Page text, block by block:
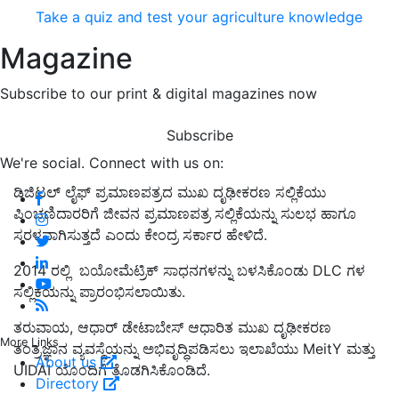
Take a quiz and test your agriculture knowledge
Magazine
Subscribe to our print & digital magazines now
Subscribe
We're social. Connect with us on:
More Links
About us
Directory
ಡಿಜಿಟಲ್ ಲೈಫ್ ಪ್ರಮಾಣಪತ್ರದ ಮುಖ ದೃಢೀಕರಣ ಸಲ್ಲಿಕೆಯು
ಪಿಂಚಣಿದಾರರಿಗೆ ಜೀವನ ಪ್ರಮಾಣಪತ್ರ ಸಲ್ಲಿಕೆಯನ್ನು ಸುಲಭ ಹಾಗೂ
ಸರಳವಾಗಿಸುತ್ತದೆ ಎಂದು ಕೇಂದ್ರ ಸರ್ಕಾರ ಹೇಳಿದೆ.
2014 ರಲ್ಲಿ ಬಯೋಮೆಟ್ರಿಕ್ ಸಾಧನಗಳನ್ನು ಬಳಸಿಕೊಂಡು DLC ಗಳ
ಸಲ್ಲಿಕೆಯನ್ನು ಪ್ರಾರಂಭಿಸಲಾಯಿತು.
ತರುವಾಯ, ಆಧಾರ್ ಡೇಟಾಬೇಸ್ ಆಧಾರಿತ ಮುಖ ದೃಢೀಕರಣ
ತಂತ್ರಜ್ಞಾನ ವ್ಯವಸ್ಥೆಯನ್ನು ಅಭಿವೃದ್ಧಿಪಡಿಸಲು ಇಲಾಖೆಯು MeitY ಮತ್ತು
UIDAI ಯೊಂದಿಗೆ ತೊಡಗಿಸಿಕೊಂಡಿದೆ.